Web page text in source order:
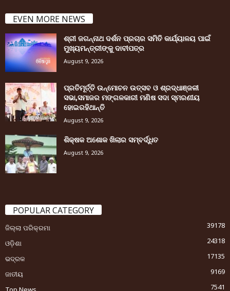
EVEN MORE NEWS
ଶ୍ରୀ ଜଗନ୍ନାଥ ଦର୍ଶନ ପ୍ରଚାର ସମିତି କାର୍ଯ୍ୟାଳୟ ପାଇଁ
ମୁଖ୍ୟମନ୍ତ୍ରୀଙ୍କୁ ଦାବୀପତ୍ର
August 9, 2026
ପ୍ରତିମୂର୍ତ୍ତି ଉନ୍ମୋଚନ ଉତ୍ସବ ଓ ଶ୍ରଦ୍ଧାଞ୍ଜଳୀ
ସଭା,ସମାଜର ମଙ୍ଗଳକାରୀ ମଣିଷ ସଦା ସ୍ମରଣୀୟ
ହୋଇରହିଥାନ୍ତି
August 9, 2026
ଶିକ୍ଷକ ଅଶୋକ ଖିଲାର ସମ୍ବର୍ଦ୍ଧିତ
August 9, 2026
POPULAR CATEGORY
ଜିଲ୍ଲା ପରିକ୍ରମା
39178
ଓଡ଼ିଶା
24318
ଭଦ୍ରକ
17135
ଜାତୀୟ
9169
7541